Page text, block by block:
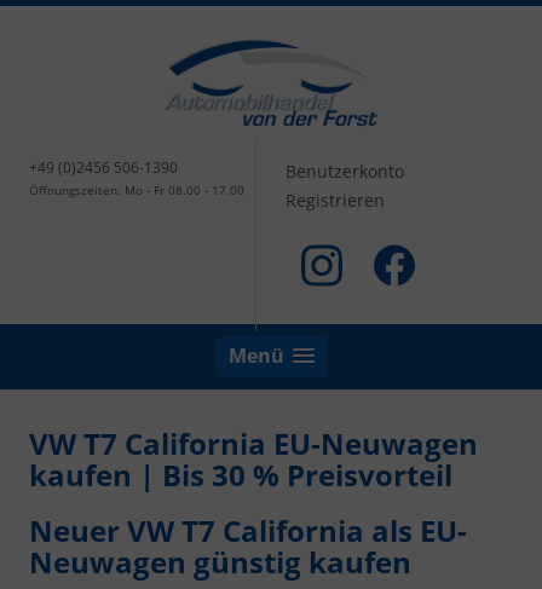
+49 (0)2456 506-1390
Öffnungszeiten: Mo - Fr 08.00 - 17.00
Benutzerkonto
Registrieren
Menü
VW T7 California EU-Neuwagen
kaufen | Bis 30 % Preisvorteil
Neuer VW T7 California als EU-
Neuwagen günstig kaufen